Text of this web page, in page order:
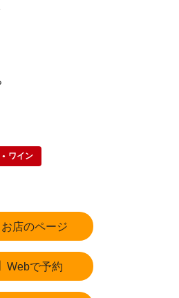
ワイン
お店のページ
Webで予約